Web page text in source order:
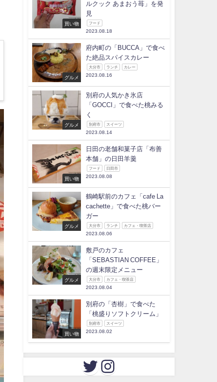
買い物
ルクック あまおう苺」を発
見
フード
2023.08.18
グルメ
府内町の「BUCCA」で食べ
た絶品スパイスカレー
大分市 ランチ カレー
2023.08.16
グルメ
別府の人気かき氷店
「GOCCI」で食べた桃みる
く
別府市 スイーツ
2023.08.14
買い物
日田の老舗和菓子店「布善
本舗」の日田羊羹
フード 日田市
2023.08.08
グルメ
鶴崎駅前のカフェ「cafe La
cachette」で食べた桃バー
ガー
大分市 ランチ カフェ・喫茶店
2023.08.06
グルメ
敷戸のカフェ
「SEBASTIAN COFFEE」
の週末限定メニュー
大分市 カフェ・喫茶店
2023.08.04
買い物
別府の「杏樹」で食べた
「桃盛りソフトクリーム」
別府市 スイーツ
2023.08.02